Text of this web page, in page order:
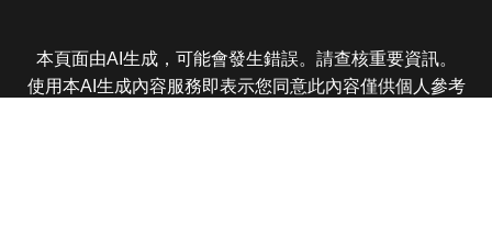
本頁面由AI生成，可能會發生錯誤。請查核重要資訊。
使用本AI生成內容服務即表示您同意此內容僅供個人參考